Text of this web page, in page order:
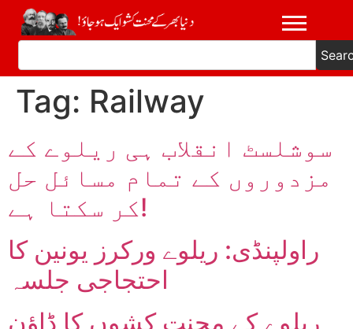
Tag: Railway
سوشلسٹ انقلاب ہی ریلوے کے
مزدوروں کے تمام مسائل حل
کر سکتا ہے!
راولپنڈی: ریلوے ورکرز یونین کا
احتجاجی جلسہ
ریلوے کے محنت کشوں کا ڈاؤن